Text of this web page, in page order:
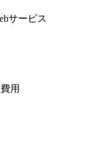
サービス
用